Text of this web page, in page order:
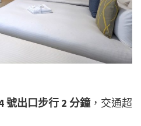
號出口步行 2 分鐘，交通超